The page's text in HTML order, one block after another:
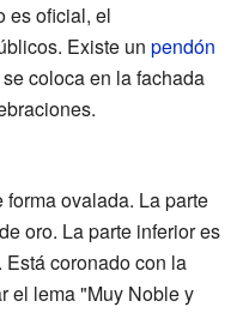
es oficial, el
Existe un pendón
coloca en la fachada
ovalada. La parte
oro. La parte inferior es
coronado con la
el lema "Muy Noble y